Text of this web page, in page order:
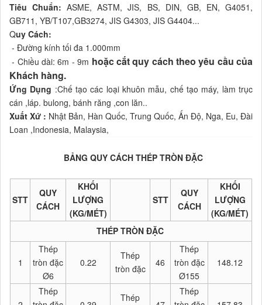
Tiêu Chuẩn:ASME, ASTM, JIS, BS, DIN, GB, EN, G4051,
GB711, YB/T107,GB3274, JIS G4303, JIS G4404...
Quy Cách:
- Đường kính tối đa 1.000mm
- Chiều dài: 6m - 9m hoặc cắt quy cách theo yêu cầu của
Khách hàng.
Ứng Dụng :Chế tạo các loại khuôn mẫu, chế tạo máy, làm trục
cán ,láp. bulong, bánh răng ,con lăn..
Xuất Xứ : Nhật Bản, Hàn Quốc, Trung Quốc, Ấn Độ, Nga, Eu, Đài
Loan ,Indonesia, Malaysia,
BẢNG QUY CÁCH THÉP TRÒN ĐẶC
STT
QUY
CÁCH
KHỐI
LƯỢNG
(KG/MÉT)
STT
QUY
CÁCH
KHỐI
LƯỢNG
(KG/MÉT)
THÉP TRÒN ĐẶC
1
Thép
tròn đặc
Ø6
0.22
Thép
tròn đặc
46
Thép
tròn đặc
Ø155
148.12
Thép
Thép
Thép